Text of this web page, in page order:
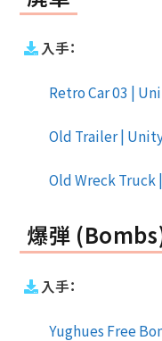
入手：
Retro Car 03 |
Old Trailer |
Old Wreck
爆弾
入手：
Yughues Free